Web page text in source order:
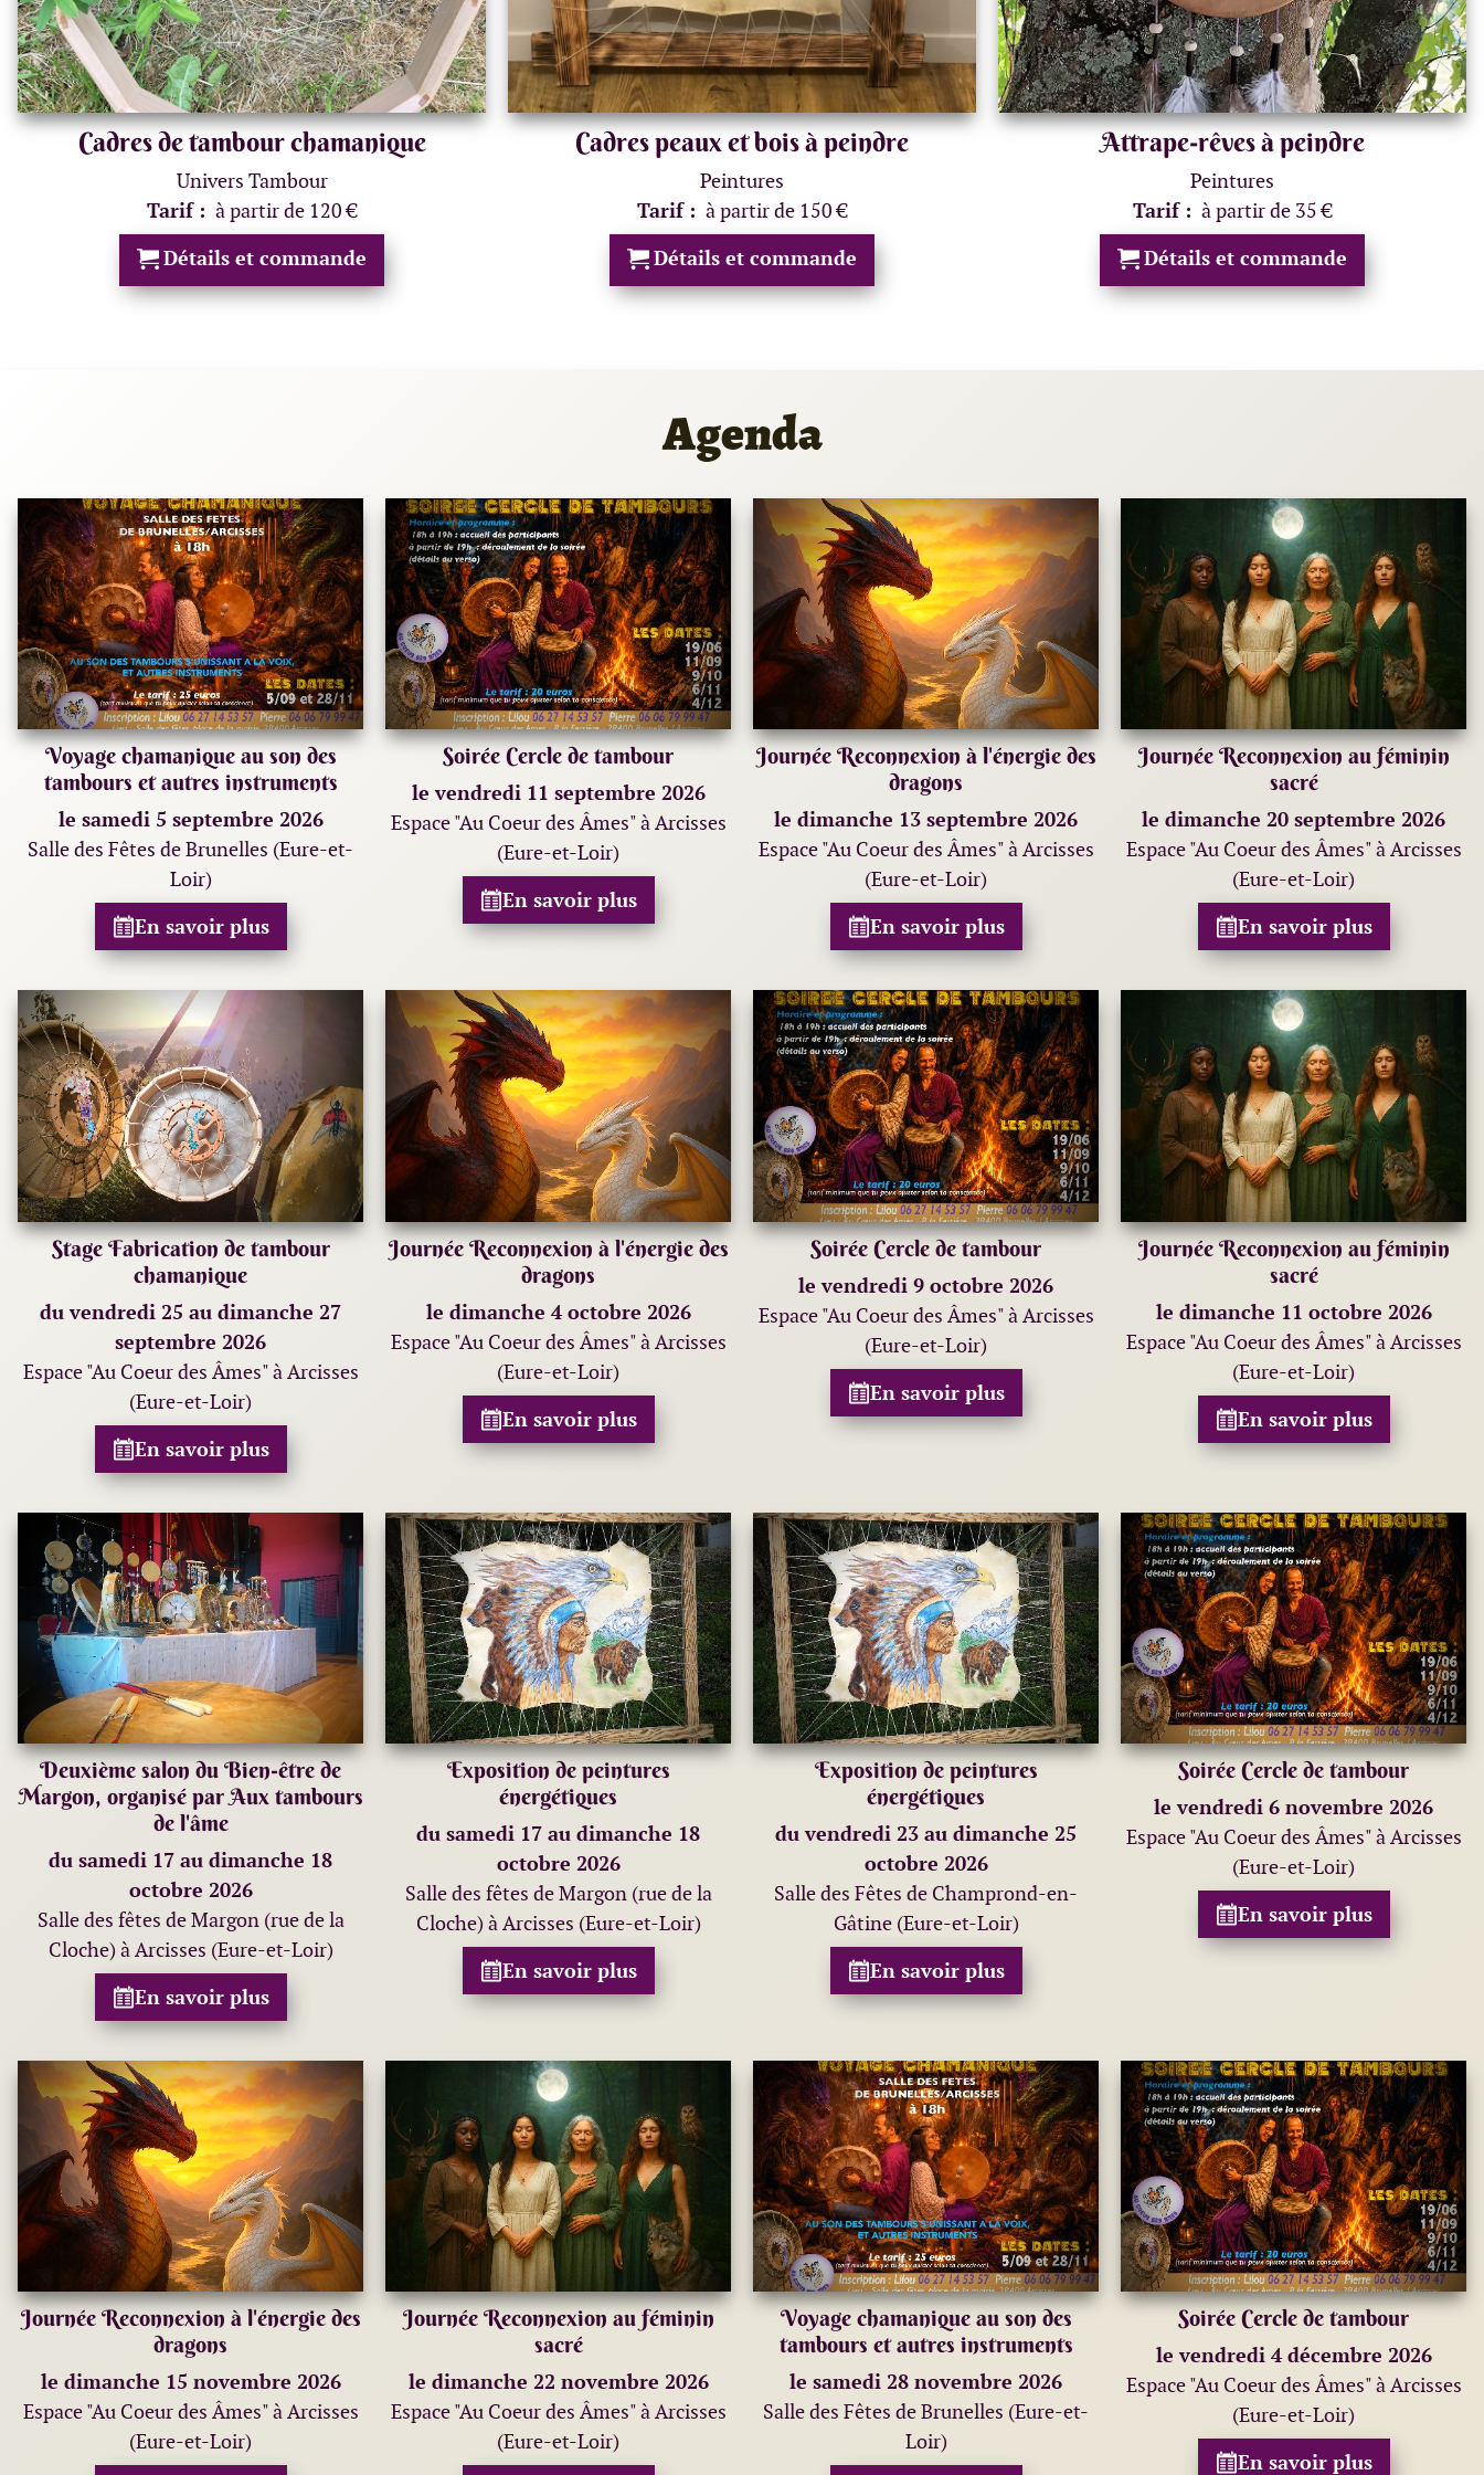
Cadres de tambour chamanique
Univers Tambour
Tarif : à partir de 120 €
Détails et commande
Cadres peaux et bois à peindre
Peintures
Tarif : à partir de 150 €
Détails et commande
Attrape-rêves à peindre
Peintures
Tarif : à partir de 35 €
Détails et commande
Agenda
Voyage chamanique au son des
tambours et autres instruments
le samedi 5 septembre 2026
Salle des Fêtes de Brunelles (Eure-et-
Loir)
En savoir plus
Soirée Cercle de tambour
le vendredi 11 septembre 2026
Espace "Au Coeur des Âmes" à Arcisses
(Eure-et-Loir)
En savoir plus
Journée Reconnexion à l'énergie des
dragons
le dimanche 13 septembre 2026
Espace "Au Coeur des Âmes" à Arcisses
(Eure-et-Loir)
En savoir plus
Journée Reconnexion au féminin
sacré
le dimanche 20 septembre 2026
Espace "Au Coeur des Âmes" à Arcisses
(Eure-et-Loir)
En savoir plus
Stage Fabrication de tambour
chamanique
du vendredi 25 au dimanche 27
septembre 2026
Espace "Au Coeur des Âmes" à Arcisses
(Eure-et-Loir)
En savoir plus
Journée Reconnexion à l'énergie des
dragons
le dimanche 4 octobre 2026
Espace "Au Coeur des Âmes" à Arcisses
(Eure-et-Loir)
En savoir plus
Soirée Cercle de tambour
le vendredi 9 octobre 2026
Espace "Au Coeur des Âmes" à Arcisses
(Eure-et-Loir)
En savoir plus
Journée Reconnexion au féminin
sacré
le dimanche 11 octobre 2026
Espace "Au Coeur des Âmes" à Arcisses
(Eure-et-Loir)
En savoir plus
Deuxième salon du Bien-être de
Margon, organisé par Aux tambours
de l'âme
du samedi 17 au dimanche 18
octobre 2026
Salle des fêtes de Margon (rue de la
Cloche) à Arcisses (Eure-et-Loir)
En savoir plus
Exposition de peintures
énergétiques
du samedi 17 au dimanche 18
octobre 2026
Salle des fêtes de Margon (rue de la
Cloche) à Arcisses (Eure-et-Loir)
En savoir plus
Exposition de peintures
énergétiques
du vendredi 23 au dimanche 25
octobre 2026
Salle des Fêtes de Champrond-en-
Gâtine (Eure-et-Loir)
En savoir plus
Soirée Cercle de tambour
le vendredi 6 novembre 2026
Espace "Au Coeur des Âmes" à Arcisses
(Eure-et-Loir)
En savoir plus
Journée Reconnexion à l'énergie des
dragons
le dimanche 15 novembre 2026
Espace "Au Coeur des Âmes" à Arcisses
(Eure-et-Loir)
Journée Reconnexion au féminin
sacré
le dimanche 22 novembre 2026
Espace "Au Coeur des Âmes" à Arcisses
(Eure-et-Loir)
Voyage chamanique au son des
tambours et autres instruments
le samedi 28 novembre 2026
Salle des Fêtes de Brunelles (Eure-et-
Loir)
Soirée Cercle de tambour
le vendredi 4 décembre 2026
Espace "Au Coeur des Âmes" à Arcisses
(Eure-et-Loir)
En savoir plus